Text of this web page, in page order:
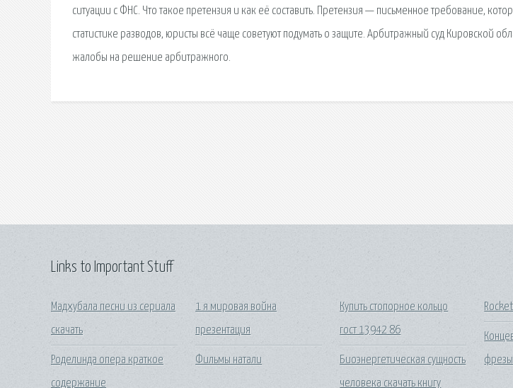
ситуации с ФНС. Что такое претензия и как её составить. Претензия — письменное требование,
статистике разводов, юристы всё чаще советуют подумать о защите. Арбитражный суд Кировской
жалобы на решение арбитражного.
Links to Important Stuff
Мадхубала песни из сериала
скачать
Роделинда опера краткое
содержание
1 я мировая война
презентация
Фильмы натали
Купить стопорное кольцо
гост 13942 86
Биоэнергетическая сущность
человека скачать книгу
фрезы